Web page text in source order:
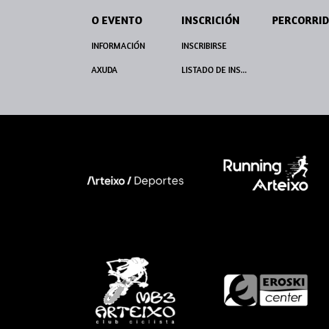
O EVENTO
INFORMACIÓN
AXUDA
INSCRICIÓN
INSCRIBIRSE
LISTADO DE INSCRITOS